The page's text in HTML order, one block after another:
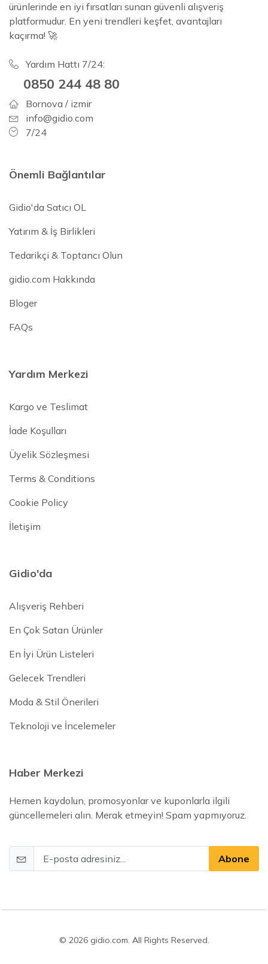
ürünlerinde en iyi fırsatları sunan güvenli alışveriş
platformudur. En yeni trendleri keşfet, avantajları
kaçırma! 🚀
Yardım Hattı 7/24:
0850 244 48 80
Bornova / izmir
info@gidio.com
7/24
Önemli Bağlantılar
Gidio'da Satıcı OL
Yatırım & İş Birlikleri
Tedarikçi & Toptancı Olun
gidio.com Hakkında
Bloger
FAQs
Yardım Merkezi
Kargo ve Teslimat
İade Koşulları
Üyelik Sözleşmesi
Terms & Conditions
Cookie Policy
İletişim
Gidio'da
Alışveriş Rehberi
En Çok Satan Ürünler
En İyi Ürün Listeleri
Gelecek Trendleri
Moda & Stil Önerileri
Teknoloji ve İncelemeler
Haber Merkezi
Hemen kaydolun, promosyonlar ve kuponlarla ilgili
güncellemeleri alın. Merak etmeyin! Spam yapmıyoruz.
Abone
© 2026 gidio.com. All Rights Reserved.